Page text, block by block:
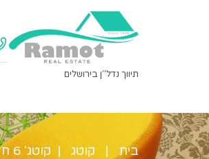
תיווך נדל"ן בירושלים
בית קוטג קוטג' 6 חדרים ברמות ב '